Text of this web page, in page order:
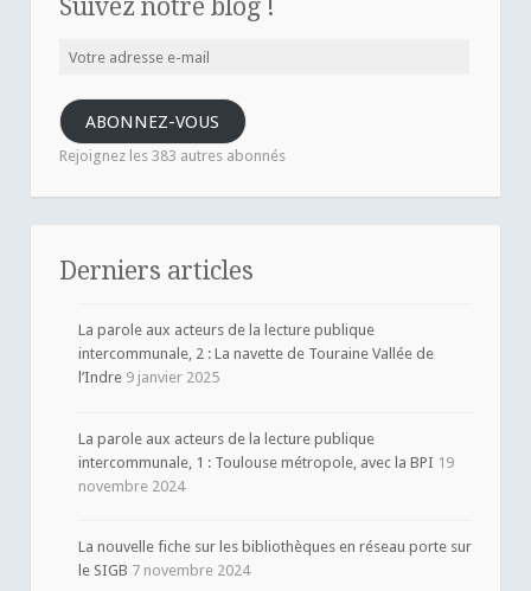
Suivez notre blog !
Votre
mail ABONNEZ-VOUS
Rejoignez les 383 autres abonnés
Derniers articles
La parole aux acteurs de la lecture publique
intercommunale, 2 : La navette de Touraine Vallée de
l’Indre 9 janvier 2025
La parole aux acteurs de la lecture publique
intercommunale, 1 : Toulouse métropole, avec la BPI 19
novembre 2024
La nouvelle fiche sur les bibliothèques en réseau porte sur
le SIGB 7 novembre 2024